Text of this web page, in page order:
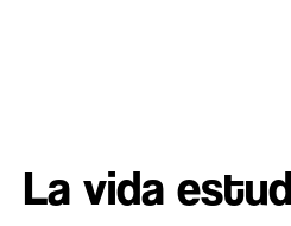
La vida